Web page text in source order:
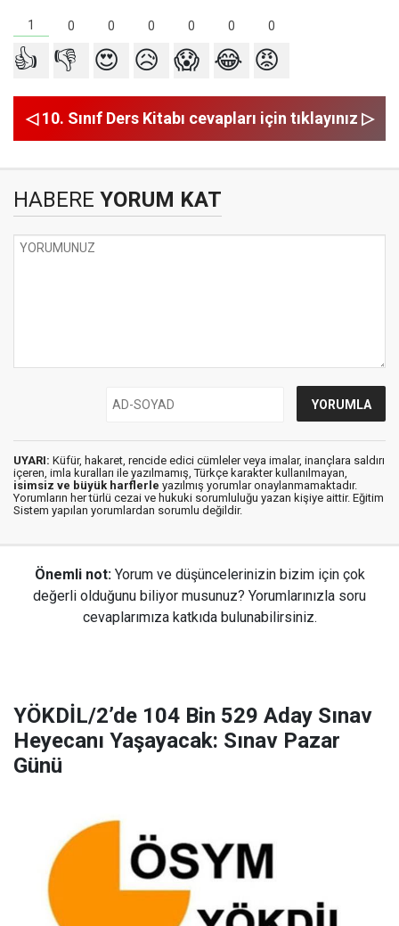
1 0 0 0 0 0 0
👍 👎 😍 😥 😱 😂 😡
◁ 10. Sınıf Ders Kitabı cevapları için tıklayınız ▷
HABERE YORUM KAT
UYARI: Küfür, hakaret, rencide edici cümleler veya imalar, inançlara saldırı
içeren, imla kuralları ile yazılmamış, Türkçe karakter kullanılmayan,
isimsiz ve büyük harflerle yazılmış yorumlar onaylanmamaktadır.
Yorumların her türlü cezai ve hukuki sorumluluğu yazan kişiye aittir. Eğitim
Sistem yapılan yorumlardan sorumlu değildir.
Önemli not: Yorum ve düşüncelerinizin bizim için çok
değerli olduğunu biliyor musunuz? Yorumlarınızla soru
cevaplarımıza katkıda bulunabilirsiniz.
YÖKDİL/2’de 104 Bin 529 Aday Sınav
Heyecanı Yaşayacak: Sınav Pazar
Günü